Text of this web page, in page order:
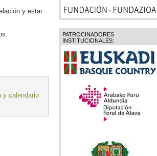
PATROCINADORES
INSTITUCIONALES:
y estar
y calendario